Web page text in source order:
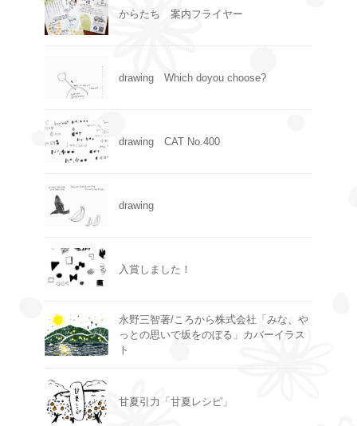
からたち 案内フライヤー
drawing Which doyou choose?
drawing CAT No.400
drawing
入賞しました！
永野三智著/ころから株式会社「みな、や
っとの思いで坂をのぼる」カバーイラス
ト
甘夏引力「甘夏レシピ」